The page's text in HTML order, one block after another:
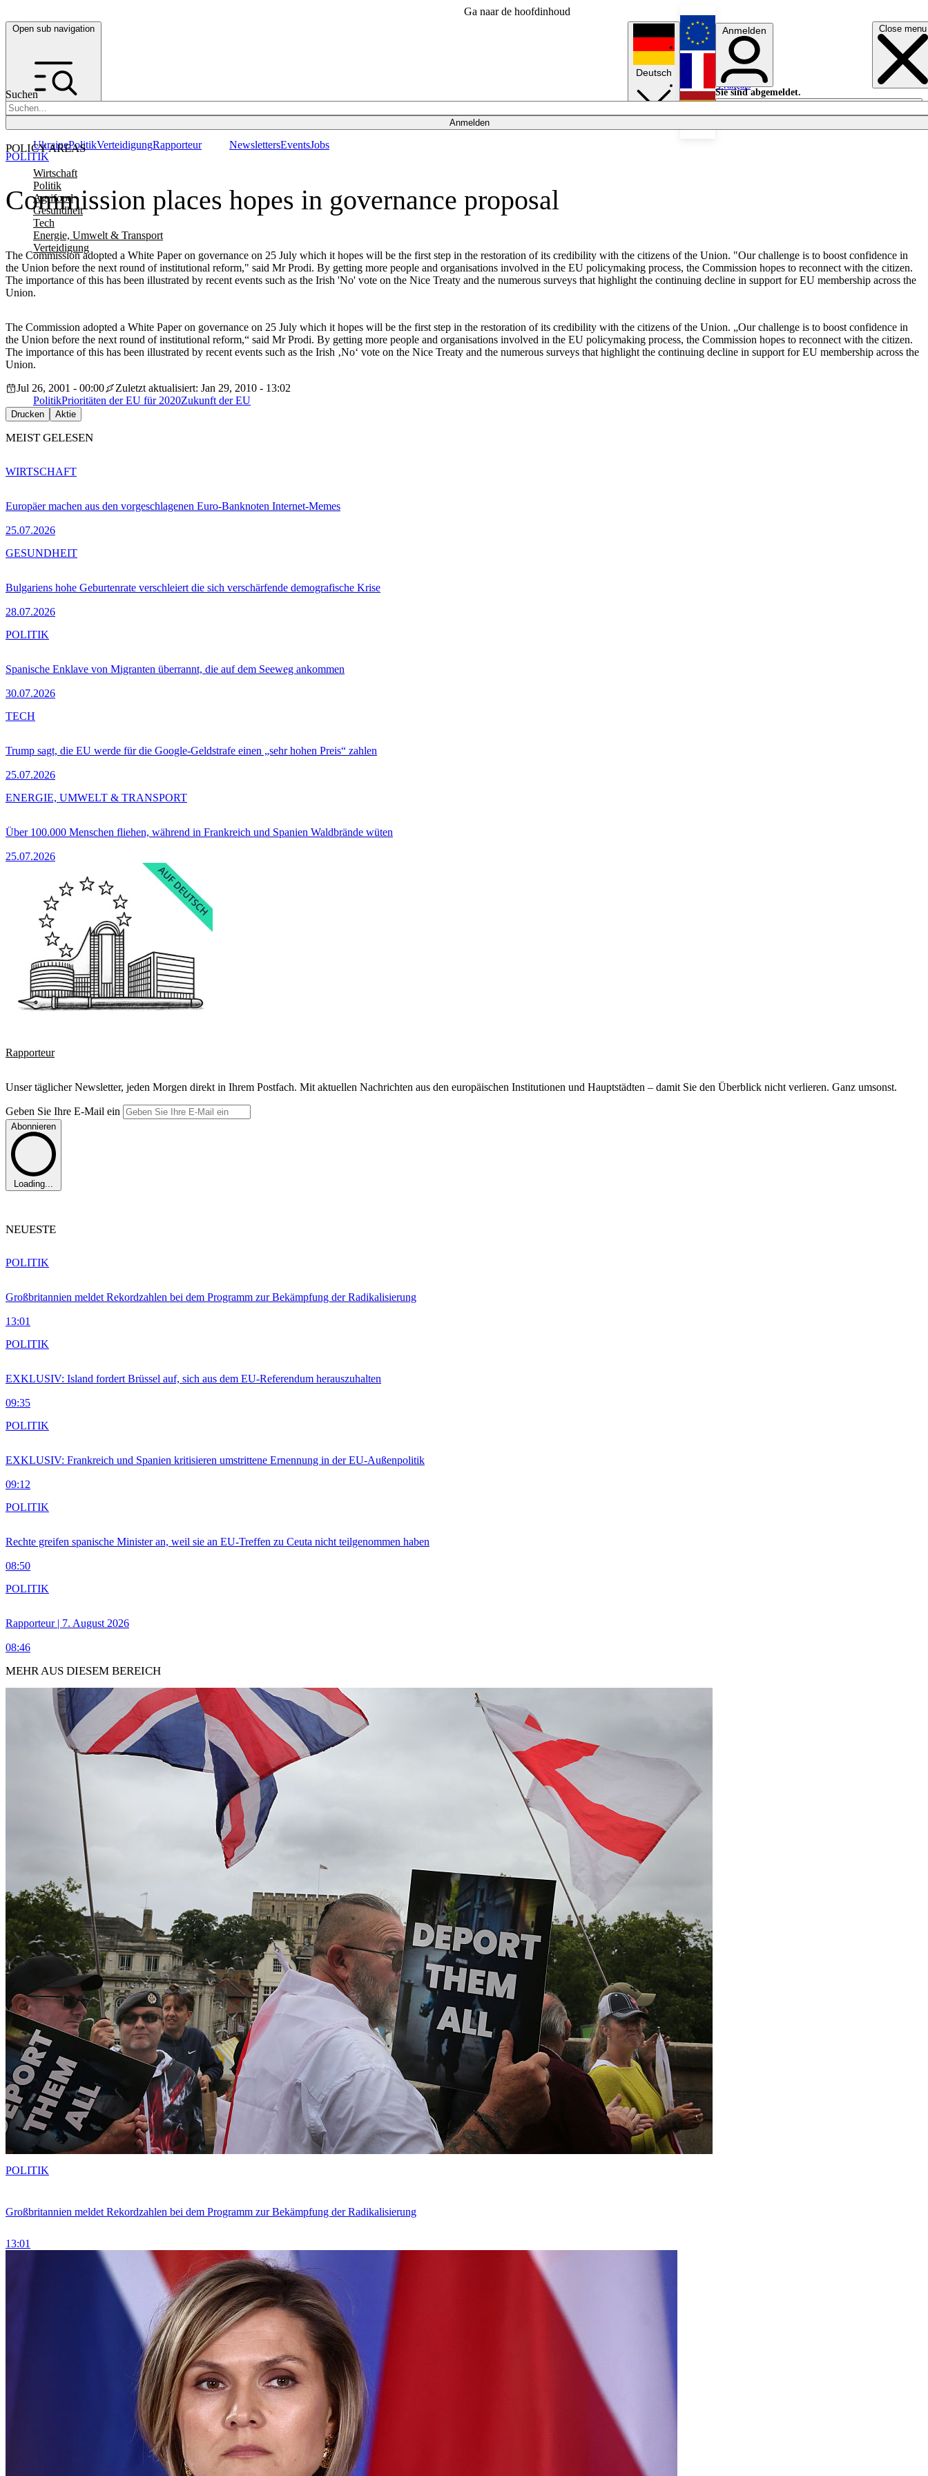
Ga naar de hoofdinhoud
Open sub navigation Close menu
Suchen
Anmelden
POLICY AREAS
Wirtschaft
Politik
Agrifood
Gesundheit
Tech
Energie, Umwelt & Transport
Verteidigung
UkrainePolitikVerteidigungRapporteur NewslettersEventsJobs
Deutsch
English
Français
Anmelden
Sie sind abgemeldet.
Anmelden
Licht aus
Commission places hopes in governance proposal
The Commission adopted a White Paper on governance on 25 July which it hopes will be the first step in the restoration of its credibility with the citizens of the Union. "Our challenge is to boost confidence in
the Union before the next round of institutional reform," said Mr Prodi. By getting more people and organisations involved in the EU policymaking process, the Commission hopes to reconnect with the citizen.
The importance of this has been illustrated by recent events such as the Irish 'No' vote on the Nice Treaty and the numerous surveys that highlight the continuing decline in support for EU membership across the
Union.
POLITIK
The Commission adopted a White Paper on governance on 25 July which it hopes will be the first step in the restoration of its credibility with the citizens of the Union. „Our challenge is to boost confidence in
the Union before the next round of institutional reform,“ said Mr Prodi. By getting more people and organisations involved in the EU policymaking process, the Commission hopes to reconnect with the citizen.
The importance of this has been illustrated by recent events such as the Irish ‚No‘ vote on the Nice Treaty and the numerous surveys that highlight the continuing decline in support for EU membership across the
Union.
Jul 26, 2001 - 00:00
Zuletzt aktualisiert: Jan 29, 2010 - 13:02
PolitikPrioritäten der EU für 2020Zukunft der EU
Drucken Aktie
MEIST GELESEN
Europäer machen aus den vorgeschlagenen Euro-Banknoten Internet-Memes
25.07.2026
WIRTSCHAFT
Bulgariens hohe Geburtenrate verschleiert die sich verschärfende demografische Krise
28.07.2026
GESUNDHEIT
Spanische Enklave von Migranten überrannt, die auf dem Seeweg ankommen
30.07.2026
POLITIK
Trump sagt, die EU werde für die Google-Geldstrafe einen „sehr hohen Preis“ zahlen
25.07.2026
TECH
Über 100.000 Menschen fliehen, während in Frankreich und Spanien Waldbrände wüten
25.07.2026
ENERGIE, UMWELT & TRANSPORT
Rapporteur
Unser täglicher Newsletter, jeden Morgen direkt in Ihrem Postfach. Mit aktuellen Nachrichten aus den europäischen Institutionen und Hauptstädten – damit Sie den Überblick nicht verlieren. Ganz umsonst.
Geben Sie Ihre E-Mail ein
Abonnieren
Loading...
NEUESTE
Großbritannien meldet Rekordzahlen bei dem Programm zur Bekämpfung der Radikalisierung
13:01
POLITIK
EXKLUSIV: Island fordert Brüssel auf, sich aus dem EU-Referendum herauszuhalten
09:35
POLITIK
EXKLUSIV: Frankreich und Spanien kritisieren umstrittene Ernennung in der EU-Außenpolitik
09:12
POLITIK
Rechte greifen spanische Minister an, weil sie an EU-Treffen zu Ceuta nicht teilgenommen haben
08:50
POLITIK
Rapporteur | 7. August 2026
08:46
POLITIK
MEHR AUS DIESEM BEREICH
Großbritannien meldet Rekordzahlen bei dem Programm zur Bekämpfung der Radikalisierung
13:01
POLITIK